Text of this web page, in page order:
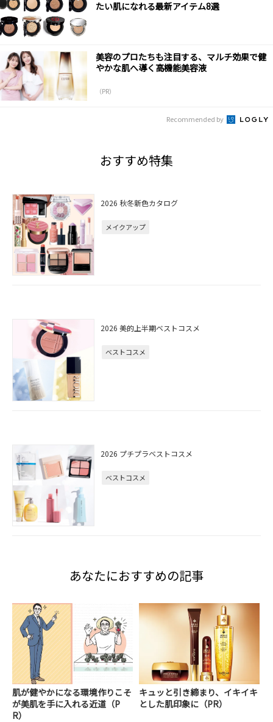
たい肌になれる最新アイテム8選
美容のプロたちも注目する、マルチ効果で健
やかな肌へ導く高機能美容液
（PR）
Recommended by
おすすめ特集
2026 秋冬新色カタログ
メイクアップ
2026 美的上半期ベストコスメ
ベストコスメ
2026 プチプラベストコスメ
ベストコスメ
あなたにおすすめの記事
肌が健やかになる環境作りこそ
が美肌を手に入れる近道（P
R）
キュッと引き締まり、イキイキ
とした肌印象に（PR）